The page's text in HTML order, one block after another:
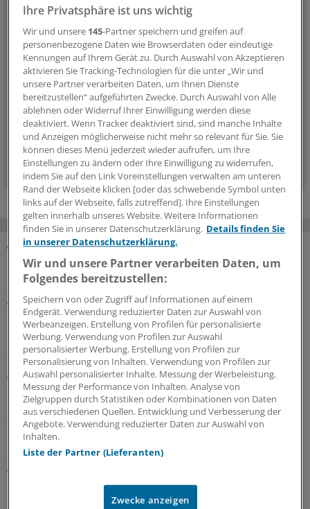
Beruf & Alltag
Die Sonntagslektüre: Lesen Sie Wissenswertes und
Nützliches für Ihre tägliche Arbeit, lassen Sie sich von
Kolleginnen und Kollegen inspirieren - und seien Sie immer
einen Schritt voraus.
wöchentlich (Sonntag)
Zum Abonnieren bitte anmelden
MEHR ZUM THEMA
Was wir aus unseren Fehlern gelernt haben
In der 62. Folge des Geldtipp-Podcasts stellt sich der
neue Fuchs, Stefan Ziermann, vor. Pferdchen und Fuchs
erinnern sich an Erfolg und Misserfolg ihrer
Anlageentscheidungen und welche Konsequenzen und
Lehren sie daraus gezogen haben.
28.07.2026
Geldtipp-Podcast Pferdchen trifft Fuchs
Wie sich nachhaltige Geldanlage verändert hat
Durch die geopolitischen Krisen sind Investments in
Ihre Privatsphäre ist uns wichtig
Wir und unsere 145-Partner speichern und greifen auf
personenbezogene Daten wie Browserdaten oder eindeutige
Kennungen auf Ihrem Gerät zu. Durch Auswahl von Akzeptieren
aktivieren Sie Tracking-Technologien für die unter „Wir und
unsere Partner verarbeiten Daten, um Ihnen Dienste
bereitzustellen“ aufgeführten Zwecke. Durch Auswahl von Alle
ablehnen oder Widerruf Ihrer Einwilligung werden diese
deaktiviert. Wenn Tracker deaktiviert sind, sind manche Inhalte
und Anzeigen möglicherweise nicht mehr so relevant für Sie. Sie
können dieses Menü jederzeit wieder aufrufen, um Ihre
Einstellungen zu ändern oder Ihre Einwilligung zu widerrufen,
indem Sie auf den Link Voreinstellungen verwalten am unteren
Rand der Webseite klicken [oder das schwebende Symbol unten
links auf der Webseite, falls zutreffend]. Ihre Einstellungen
gelten innerhalb unseres Website. Weitere Informationen
finden Sie in unserer Datenschutzerklärung. Details finden Sie
in unserer Datenschutzerklärung.
Wir und unsere Partner verarbeiten Daten, um
Folgendes bereitzustellen:
Speichern von oder Zugriff auf Informationen auf einem
Endgerät. Verwendung reduzierter Daten zur Auswahl von
Werbeanzeigen. Erstellung von Profilen für personalisierte
Werbung. Verwendung von Profilen zur Auswahl
personalisierter Werbung. Erstellung von Profilen zur
Personalisierung von Inhalten. Verwendung von Profilen zur
Auswahl personalisierter Inhalte. Messung der Werbeleistung.
Messung der Performance von Inhalten. Analyse von
Zielgruppen durch Statistiken oder Kombinationen von Daten
aus verschiedenen Quellen. Entwicklung und Verbesserung der
Angebote. Verwendung reduzierter Daten zur Auswahl von
Inhalten.
Liste der Partner (Lieferanten)
Zwecke anzeigen